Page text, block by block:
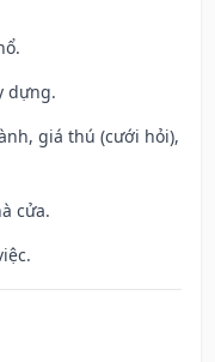
dựng.
giá thú (cưới hỏi),
cửa.